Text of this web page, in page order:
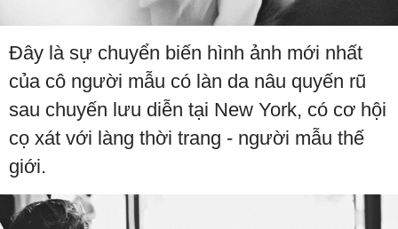
Đây là sự chuyển biến hình ảnh mới nhất
của cô người mẫu có làn da nâu quyến rũ
sau chuyến lưu diễn tại New York, có cơ hội
cọ xát với làng thời trang - người mẫu thế
giới.